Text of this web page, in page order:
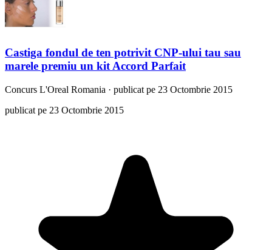
Castiga fondul de ten potrivit CNP-ului tau sau
marele premiu un kit Accord Parfait
Concurs L'Oreal Romania · publicat pe 23 Octombrie 2015
publicat pe 23 Octombrie 2015